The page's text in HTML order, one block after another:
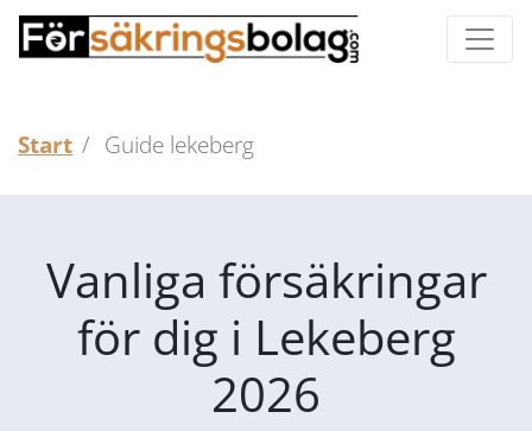
Start Guide lekeberg
Vanliga försäkringar
för dig i Lekeberg
2026